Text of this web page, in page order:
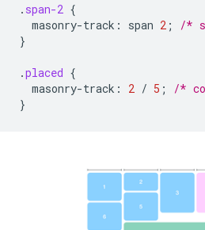
. span-2 {
masonry-track : span 2 ;
/*
}
.placed {
masonry-track : 2 / 5 ;
/*
}